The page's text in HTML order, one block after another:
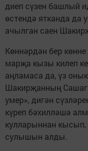
диеп сүзен башлый
өстендә ятканда да
ачылган саен
Көннәрдән бер
марҗа кызы килеп
аңламаса да, үз
Шакирҗанның
умер», дигән
күреп бәхилләшә
кулларыннан
сулышын алды.